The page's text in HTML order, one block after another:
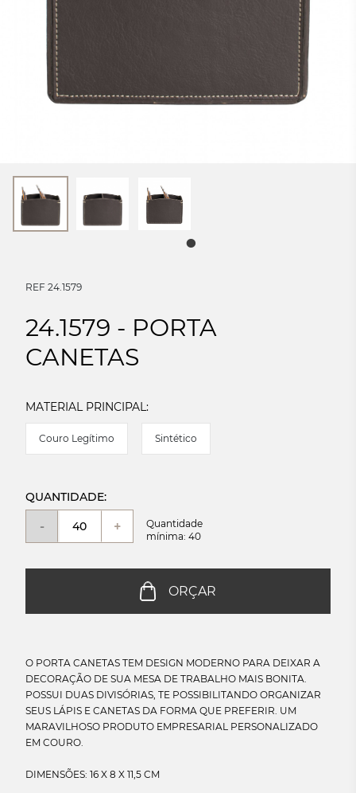
REF 24.1579
24.1579 - PORTA
CANETAS
MATERIAL PRINCIPAL:
Couro Legítimo Sintético
QUANTIDADE:
- +
Quantidade
mínima: 40
ORÇAR
O PORTA CANETAS TEM DESIGN MODERNO PARA DEIXAR A
DECORAÇÃO DE SUA MESA DE TRABALHO MAIS BONITA.
POSSUI DUAS DIVISÓRIAS, TE POSSIBILITANDO ORGANIZAR
SEUS LÁPIS E CANETAS DA FORMA QUE PREFERIR. UM
MARAVILHOSO PRODUTO EMPRESARIAL PERSONALIZADO
EM COURO.